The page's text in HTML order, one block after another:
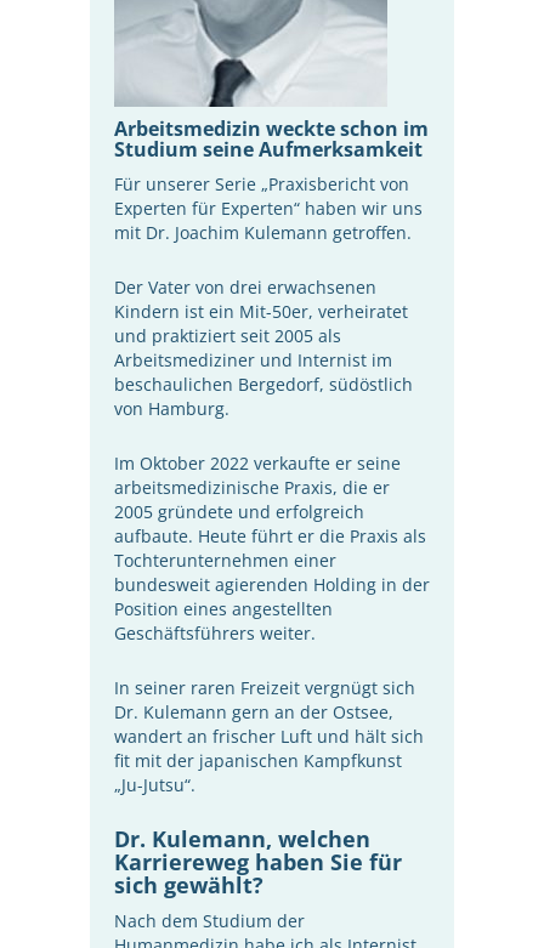
Arbeitsmedizin weckte schon im
Studium seine Aufmerksamkeit
Für unserer Serie „Praxisbericht von
Experten für Experten“ haben wir uns
mit Dr. Joachim Kulemann getroffen.
Der Vater von drei erwachsenen
Kindern ist ein Mit-50er, verheiratet
und praktiziert seit 2005 als
Arbeitsmediziner und Internist im
beschaulichen Bergedorf, südöstlich
von Hamburg.
Im Oktober 2022 verkaufte er seine
arbeitsmedizinische Praxis, die er
2005 gründete und erfolgreich
aufbaute. Heute führt er die Praxis als
Tochterunternehmen einer
bundesweit agierenden Holding in der
Position eines angestellten
Geschäftsführers weiter.
In seiner raren Freizeit vergnügt sich
Dr. Kulemann gern an der Ostsee,
wandert an frischer Luft und hält sich
fit mit der japanischen Kampfkunst
„Ju-Jutsu“.
Dr. Kulemann, welchen
Karriereweg haben Sie für
sich gewählt?
Nach dem Studium der